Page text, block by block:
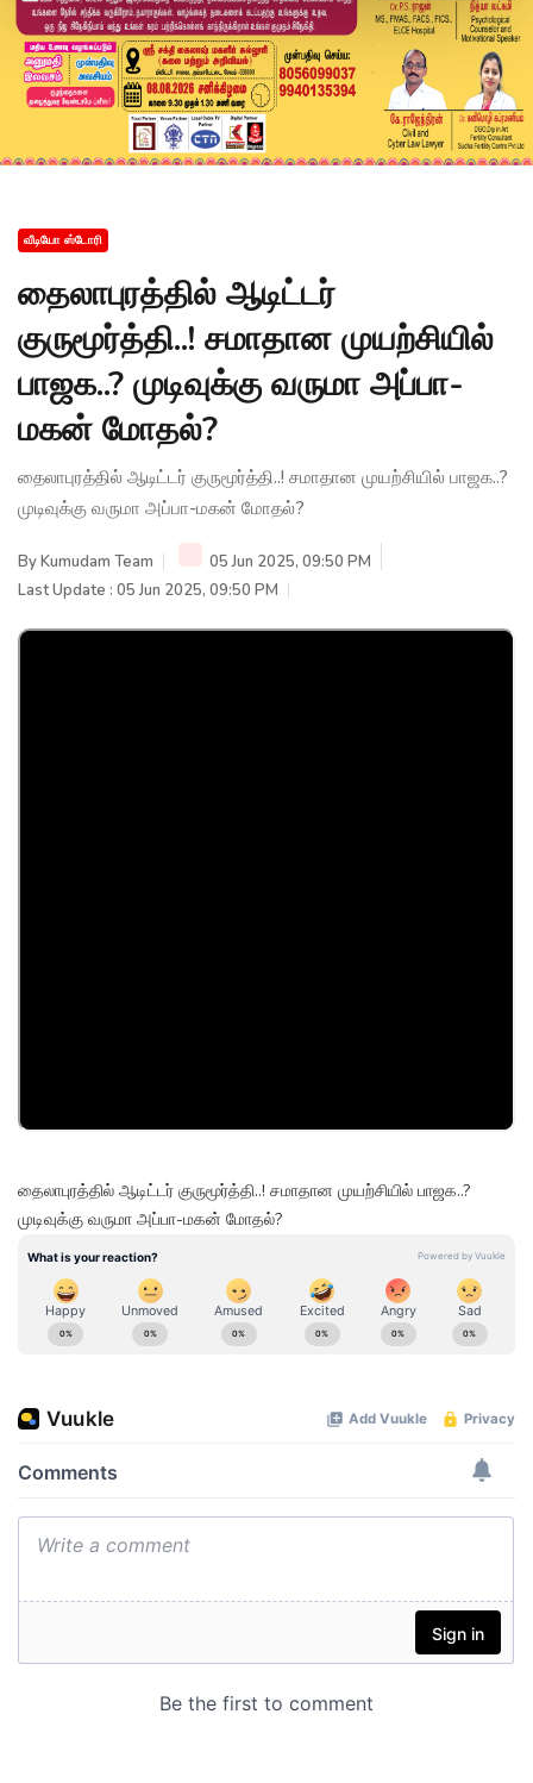
வீடியோ ஸ்டோரி
தைலாபுரத்தில் ஆடிட்டர்
குருமூர்த்தி..! சமாதான முயற்சியில்
பாஜக..? முடிவுக்கு வருமா அப்பா-
மகன் மோதல்?
தைலாபுரத்தில் ஆடிட்டர் குருமூர்த்தி..! சமாதான முயற்சியில் பாஜக..?
முடிவுக்கு வருமா அப்பா-மகன் மோதல்?
ByKumudam Team
05 Jun 2025, 09:50 PM
Last Update : 05 Jun 2025, 09:50 PM
தைலாபுரத்தில் ஆடிட்டர் குருமூர்த்தி..! சமாதான முயற்சியில் பாஜக..?
முடிவுக்கு வருமா அப்பா-மகன் மோதல்?